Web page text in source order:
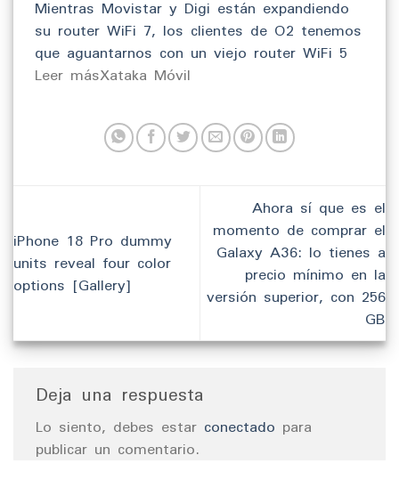
Mientras Movistar y Digi están expandiendo
su router WiFi 7, los clientes de O2 tenemos
que aguantarnos con un viejo router WiFi 5
​Leer másXataka Móvil
iPhone 18 Pro dummy
units reveal four color
options [Gallery]
Ahora sí que es el
momento de comprar el
Galaxy A36: lo tienes a
precio mínimo en la
versión superior, con 256
GB
Deja una respuesta
Lo siento, debes estar conectado para
publicar un comentario.